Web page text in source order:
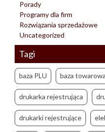
Porady
Programy dla firm
Rozwiązania sprzedażowe
Uncategorized
Tagi
baza PLU baza towarowa
drukarka rejestrująca
drukarki rejestrujące